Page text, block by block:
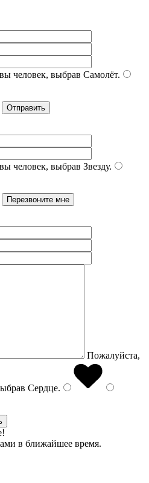
человек, выбрав Самолёт.
человек, выбрав Звезду.
Пожалуйста,
Сердце.
в ближайшее время.